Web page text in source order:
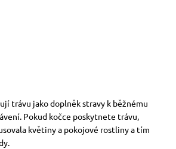
trávu jako doplněk stravy k běžnému
Pokud kočce poskytnete trávu,
květiny a pokojové rostliny a tím